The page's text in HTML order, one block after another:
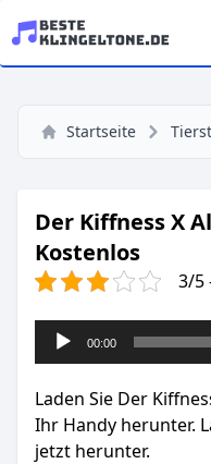
Startseite
Der Kiffness X
Kostenlos
3/5
Audio-
Player
00:00
Laden Sie Der
Ihr Handy herunter.
jetzt herunter.